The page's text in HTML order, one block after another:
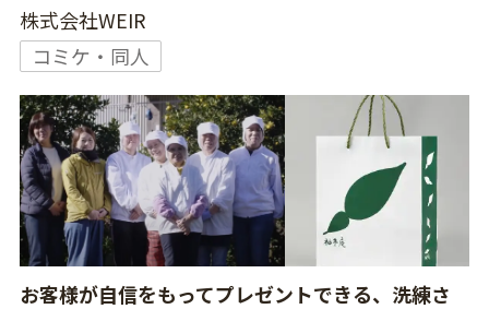
株式会社WEIR
コミケ・同人
お客様が自信をもってプレゼントできる、洗練さ